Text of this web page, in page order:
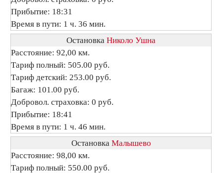
Прибытие: 18:31
Время в пути: 1 ч. 36 мин.
Остановка Николо Ушна
Расстояние: 92,00 км.
Тариф полный: 505.00 руб.
Тариф детский: 253.00 руб.
Багаж: 101.00 руб.
Добровол. страховка: 0 руб.
Прибытие: 18:41
Время в пути: 1 ч. 46 мин.
Остановка Малышево
Расстояние: 98,00 км.
Тариф полный: 550.00 руб.